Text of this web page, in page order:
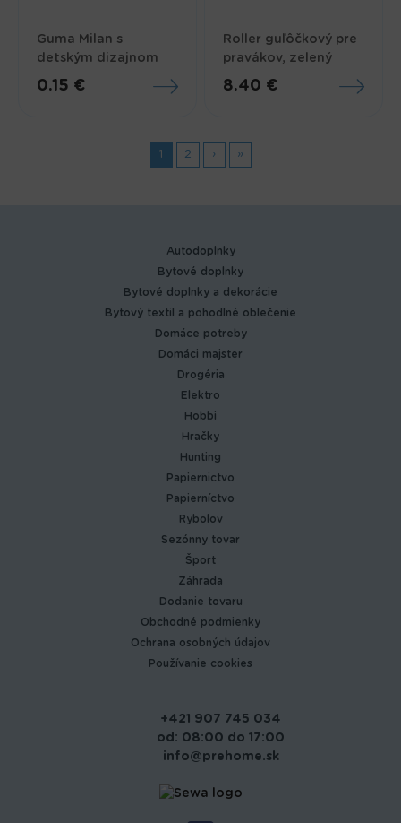
Guma Milan s
detským dizajnom
0.15 €
Roller guľôčkový pre
pravákov, zelený
8.40 €
2 › »
Autodoplnky
Bytové doplnky
Bytové doplnky a dekorácie
Bytový textil a pohodlné oblečenie
Domáce potreby
Domáci majster
Drogéria
Elektro
Hobbi
Hračky
Hunting
Papiernictvo
Papierníctvo
Rybolov
Sezónny tovar
Šport
Záhrada
Dodanie tovaru
Obchodné podmienky
Ochrana osobných údajov
Používanie cookies
+421 907 745 034
od: 08:00 do 17:00
info@prehome.sk